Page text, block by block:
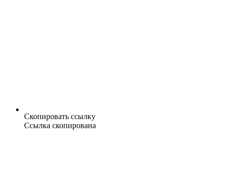
Скопировать ссылку
Ссылка скопирована